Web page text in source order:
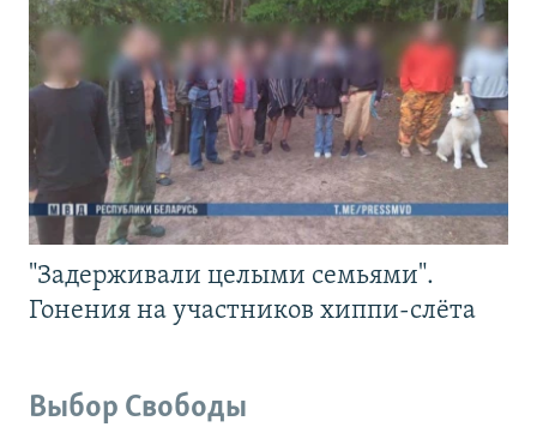
"Задерживали целыми семьями".
Гонения на участников хиппи-слёта
Выбор Свободы